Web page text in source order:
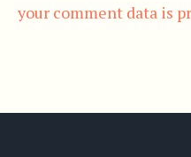
your comment data is